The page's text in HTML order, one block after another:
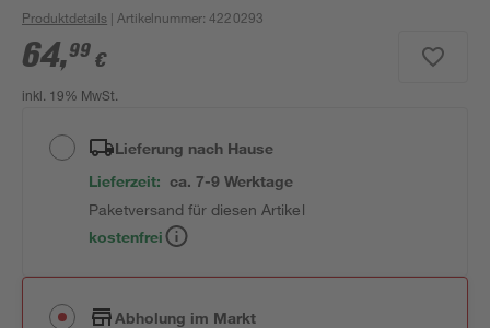
Produktdetails | Artikelnummer:4220293
64,99 €
inkl. 19% MwSt.
Lieferung nach Hause
Lieferzeit: ca. 7-9 Werktage
Paketversand für diesen Artikel
kostenfrei
Abholung im Markt